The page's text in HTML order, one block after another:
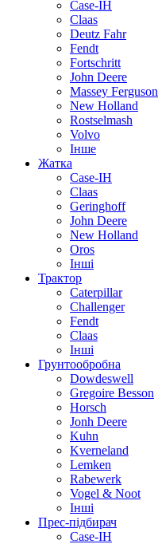
Case-IH
Claas
Deutz Fahr
Fendt
Fortschritt
John Deere
Massey Ferguson
New Holland
Rostselmash
Volvo
Інше
Жатка
Case-IH
Claas
Geringhoff
John Deere
New Holland
Oros
Інші
Трактор
Caterpillar
Challenger
Fendt
Claas
Інші
Грунтообробна
Dowdeswell
Gregoire Besson
Horsch
Jonh Deere
Kuhn
Kverneland
Lemken
Rabewerk
Vogel & Noot
Інші
Прес-підбирач
Case-IH